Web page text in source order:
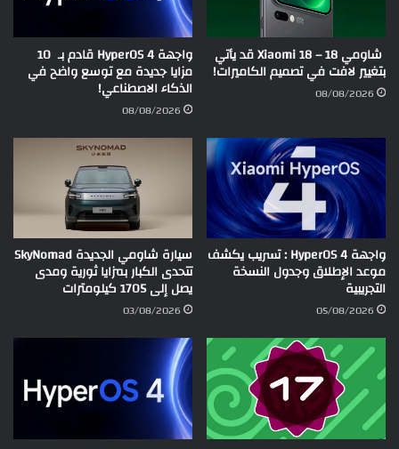
شاومي 18 – Xiaomi 18 قد يأتي
بتغيير لافت في تصميم الكاميرات!
08/08/2026
واجهة HyperOS 4 قادم بـ 10
مزايا جديدة مع توسع واضح في
الذكاء الاصطناعي!
08/08/2026
واجهة HyperOS 4 : تسريب يكشف
موعد الإطلاق وجدول النسخة
التجريبية
05/08/2026
سيارة شاومي الجديدة SkyNomad
تتحدى الكبار بمزايا ثورية ومدى
يصل إلى 1705 كيلومترات
03/08/2026